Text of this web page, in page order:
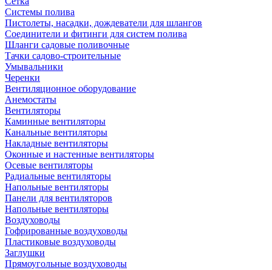
Системы полива
Пистолеты, насадки, дождеватели для шлангов
Соединители и фитинги для систем полива
Шланги садовые поливочные
Тачки садово-строительные
Умывальники
Черенки
Вентиляционное оборудование
Анемостаты
Вентиляторы
Каминные вентиляторы
Канальные вентиляторы
Накладные вентиляторы
Оконные и настенные вентиляторы
Осевые вентиляторы
Радиальные вентиляторы
Напольные вентиляторы
Панели для вентиляторов
Напольные вентиляторы
Воздуховоды
Гофрированные воздуховоды
Пластиковые воздуховоды
Заглушки
Прямоугольные воздуховоды